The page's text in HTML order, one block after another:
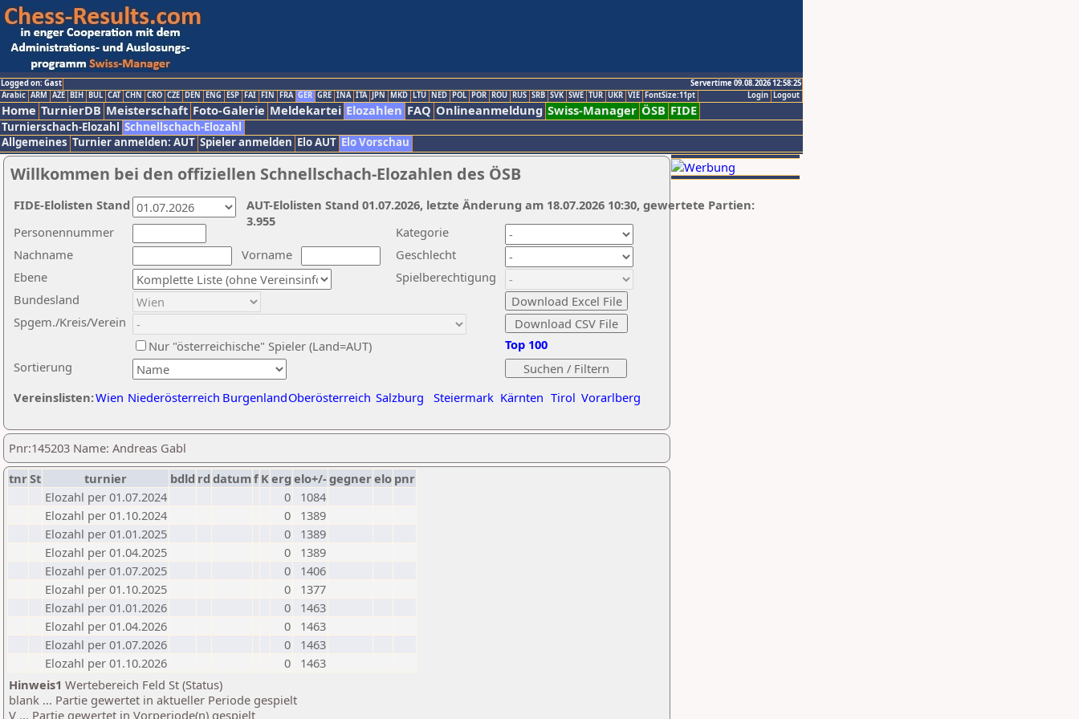
Logged on: Gast
Servertime 09.08.2026 12:58:25
Logout
Login
Arabic ARM AZE BIH BUL CAT CHN CRO CZE DEN ENG ESP FAI FIN FRA GER GRE INA ITA JPN MKD LTU NED POL POR ROU RUS SRB SVK SWE TUR UKR VIE FontSize:11pt
Home TurnierDB Meisterschaft Foto-Galerie Meldekartei Elozahlen FAQ Onlineanmeldung Swiss-Manager ÖSB FIDE
Turnierschach-Elozahl Schnellschach-Elozahl
Allgemeines Turnier anmelden: AUT Spieler anmelden Elo AUT Elo Vorschau
Willkommen bei den offiziellen Schnellschach-Elozahlen des ÖSB
Nachname
Vorname
Ebene
Kategorie
Sortierung
Personennummer
Bundesland
Spgem./Kreis/Verein
Geschlecht
Nur "österreichische" Spieler (Land=AUT)
Spielberechtigung
Vereinslisten:Wien Niederösterreich BurgenlandOberösterreich Salzburg Steiermark Kärnten Tirol Vorarlberg
Top 100
AUT-Elolisten Stand 01.07.2026, letzte Änderung am 18.07.2026 10:30, gewertete Partien:
3.955
FIDE-Elolisten Stand
Pnr:145203 Name: Andreas Gabl
tnrSt turnier bdld rd datumf Kerg elo+/-gegnerelo pnr
Elozahl per 01.07.2024
0
1084
Elozahl per 01.10.2024
0
1389
Elozahl per 01.01.2025
0
1389
Elozahl per 01.04.2025
0
1389
Elozahl per 01.07.2025
0
1406
Elozahl per 01.10.2025
0
1377
Elozahl per 01.01.2026
0
1463
Elozahl per 01.04.2026
0
1463
Elozahl per 01.07.2026
0
1463
Elozahl per 01.10.2026
0
1463
Hinweis1 Wertebereich Feld St (Status)
blank ... Partie gewertet in aktueller Periode gespielt
V ... Partie gewertet in Vorperiode(n) gespielt